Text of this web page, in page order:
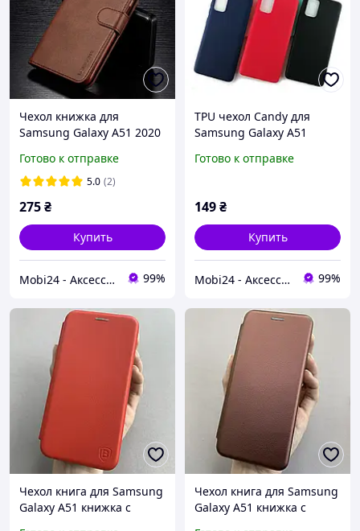
Чехол книжка для
Samsung Galaxy A51 2020
(Разные цвета)
Готово к отправке
5.0 (2)
275₴
Купить
Mobi24 - Аксессуары для смартфонов 99%
TPU чехол Candy для
Samsung Galaxy A51
цвета)
Готово к отправке
149₴
Купить
Mobi24 - Аксессуары для смартфонов 99%
Чехол книга для Samsung
Galaxy A51 книжка с
Чехол книга для Samsung
Galaxy A51 книжка с